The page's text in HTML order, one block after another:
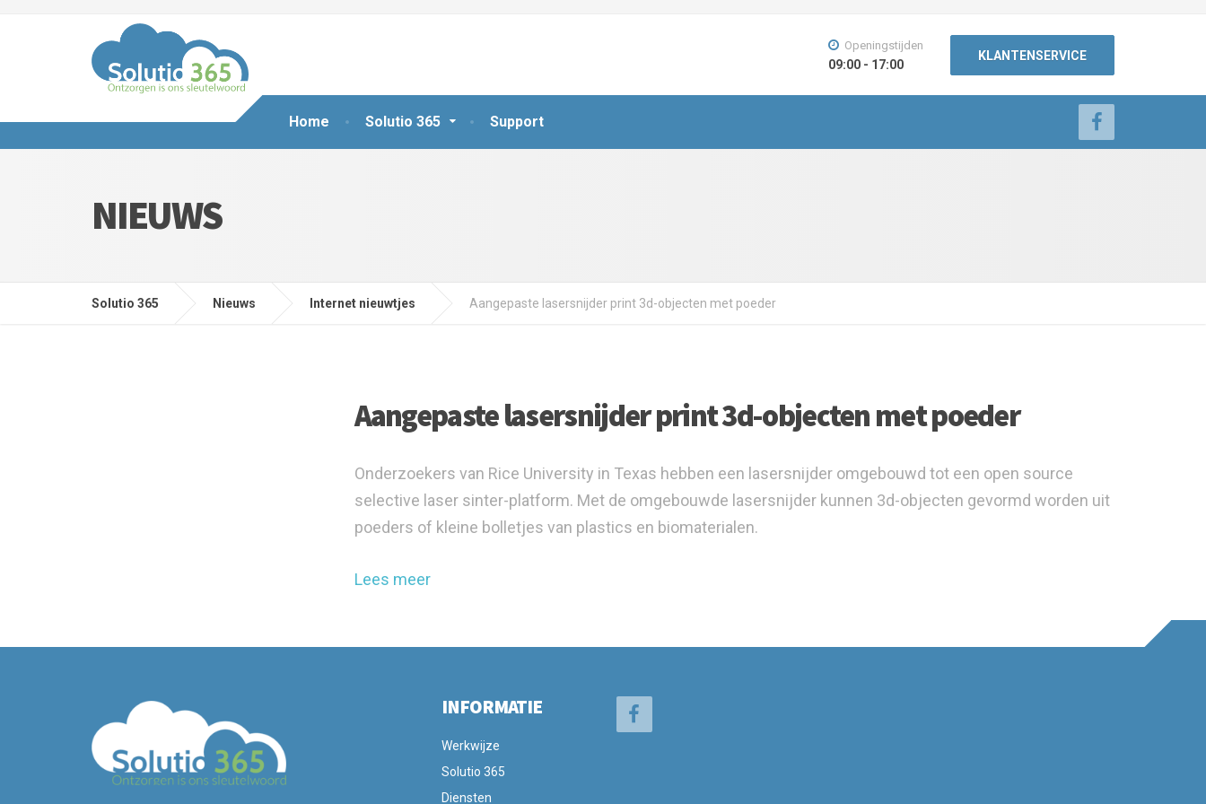
Home Solutio 365 Support
Openingstijden
09:00 - 17:00
KLANTENSERVICE
NIEUWS
Solutio 365 Nieuws Internet nieuwtjes Aangepaste lasersnijder print 3d-objecten met poeder
Aangepaste lasersnijder print 3d-objecten met poeder
Onderzoekers van Rice University in Texas hebben een lasersnijder omgebouwd tot een open source
selective laser sinter-platform. Met de omgebouwde lasersnijder kunnen 3d-objecten gevormd worden uit
poeders of kleine bolletjes van plastics en biomaterialen.
Lees meer
INFORMATIE
Werkwijze
Solutio 365
Diensten